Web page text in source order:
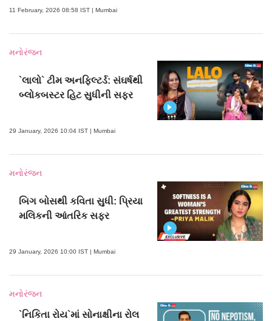
11 February, 2026 08:58 IST | Mumbai
મનોરંજન
`લાલો` ટીમ અનફિલ્ટર્ડ: સંઘર્ષથી
બ્લોકબસ્ટર હિટ સુધીની સફર
29 January, 2026 10:04 IST | Mumbai
મનોરંજન
બિગ બોસથી કવિતા સુધી: પ્રિયા
મલિકની આંતરિક સફર
29 January, 2026 10:00 IST | Mumbai
મનોરંજન
`નિકિતા રોય`માં સોનાક્ષીના રોલ